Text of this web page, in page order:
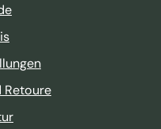
Retoure